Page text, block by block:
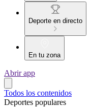
Deporte en directo
En tu zona
Abrir app
Todos los contenidos
Deportes populares